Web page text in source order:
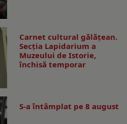
Carnet cultural gălăţean.
Secţia Lapidarium a
Muzeului de Istorie,
închisă temporar
S-a întâmplat pe 8 august